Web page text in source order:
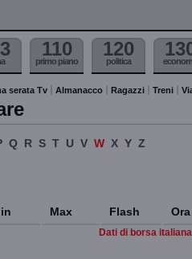
110
primo piano
120
politica
serata Tv Almanacco Ragazzi Treni
Q R S T U V W X Y Z
Max Flash
Dati di borsa